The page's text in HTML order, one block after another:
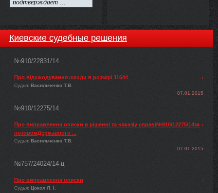
Киевские судебные решения
№910/22831/14
Про відшкодування шкоди в розмірі 11644
Судья: Васильченко Т.В.
07.01.2015
№910/12275/14
Про виправлення описки в рішенні та наказіу справі№910/12275/14за
позовомДержавного ...
Судья: Васильченко Т.В.
07.01.2015
№757/24024/14-ц
Про виправлення описки
Судья: Цокол Л. І.